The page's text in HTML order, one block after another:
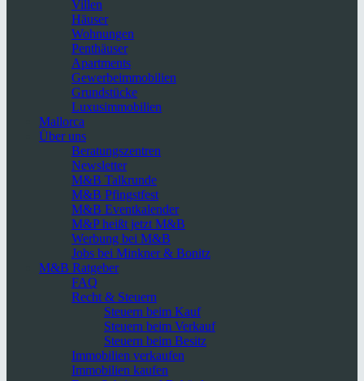
Villen
Häuser
Wohnungen
Penthäuser
Apartments
Gewerbeimmobilien
Grundstücke
Luxusimmobilien
Mallorca
Über uns
Beratungszentren
Newsletter
M&B Talkrunde
M&B Pfingstfest
M&B Eventkalender
M&P heißt jetzt M&B
Werbung bei M&B
Jobs bei Minkner & Bonitz
M&B Ratgeber
FAQ
Recht & Steuern
Steuern beim Kauf
Steuern beim Verkauf
Steuern beim Besitz
Immobilien verkaufen
Immobilien kaufen